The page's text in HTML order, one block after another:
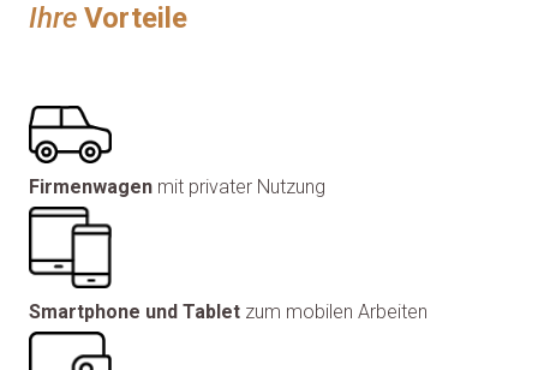
Ihre Vorteile
Firmenwagen mit privater Nutzung
Smartphone und Tablet zum mobilen Arbeiten